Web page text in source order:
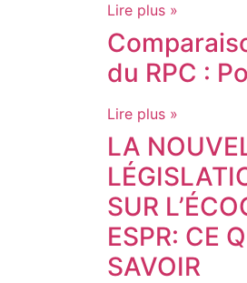
Lire plus »
du RPC :
Lire plus »
LA
SUR
ESPR: CE
SAVOIR